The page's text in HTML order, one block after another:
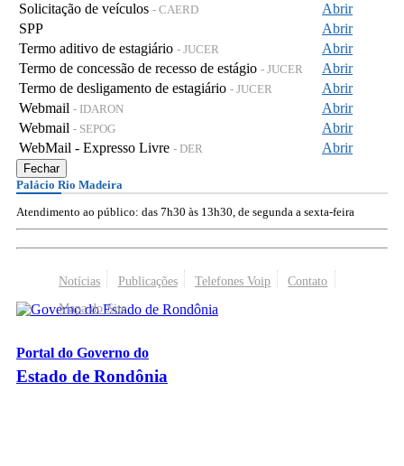
Solicitação de veículos - CAERD
Abrir
SPP
Abrir
Termo aditivo de estagiário - JUCER
Abrir
Termo de concessão de recesso de estágio - JUCER
Abrir
Termo de desligamento de estagiário - JUCER
Abrir
Webmail - IDARON
Abrir
Webmail - SEPOG
Abrir
WebMail - Expresso Livre - DER Abrir
Fechar
Palácio Rio Madeira
Atendimento ao público: das 7h30 às 13h30, de segunda a sexta-feira
Notícias Publicações Telefones Voip
Contato
Mapa do Site
Portal do Governo do
Estado de Rondônia